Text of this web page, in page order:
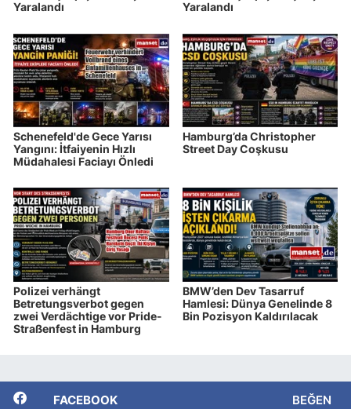
Yaralandı
Yaralandı
Schenefeld'de Gece Yarısı
Yangını: İtfaiyenin Hızlı
Müdahalesi Faciayı Önledi
Hamburg’da Christopher
Street Day Coşkusu
Polizei verhängt
Betretungsverbot gegen
zwei Verdächtige vor Pride-
Straßenfest in Hamburg
BMW’den Dev Tasarruf
Hamlesi: Dünya Genelinde 8
Bin Pozisyon Kaldırılacak
FACEBOOK BEĞEN